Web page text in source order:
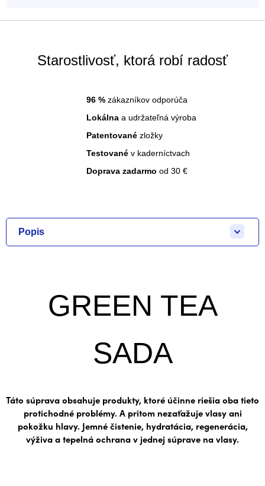
Starostlivosť, ktorá robí radosť
96 % zákazníkov odporúča
Lokálna a udržateľná výroba
Patentované zložky
Testované v kaderníctvach
Doprava zadarmo od 30 €
Popis
GREEN TEA
SADA
Táto súprava obsahuje produkty, ktoré účinne riešia oba tieto
protichodné problémy. A pritom nezaťažuje vlasy ani
pokožku hlavy. Jemné čistenie, hydratácia, regenerácia,
výživa a tepelná ochrana v jednej súprave na vlasy.